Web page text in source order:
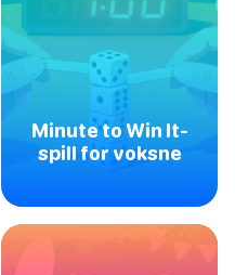
Minute to Win It-
spill for voksne